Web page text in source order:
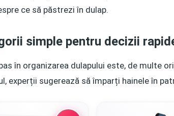
ce să păstrezi în dulap.
simple pentru decizii
în organizarea dulapului este, de multe
experții sugerează să împarți hainele în